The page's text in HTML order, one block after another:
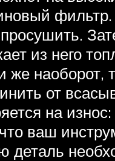
из него
наоборот,
от
на
ваш
деталь